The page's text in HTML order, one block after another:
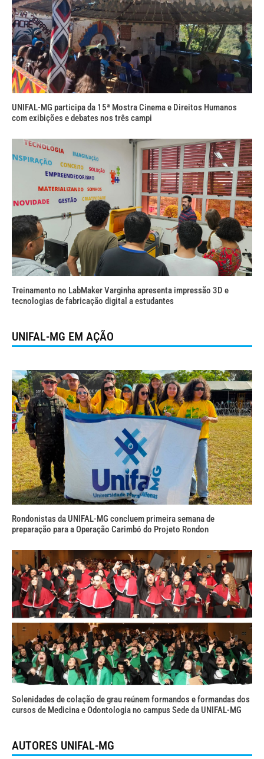
UNIFAL-MG participa da 15ª Mostra Cinema e Direitos Humanos
com exibições e debates nos três campi
Treinamento no LabMaker Varginha apresenta impressão 3D e
tecnologias de fabricação digital a estudantes
UNIFAL-MG EM AÇÃO
Rondonistas da UNIFAL-MG concluem primeira semana de
preparação para a Operação Carimbó do Projeto Rondon
Solenidades de colação de grau reúnem formandos e formandas dos
cursos de Medicina e Odontologia no campus Sede da UNIFAL-MG
AUTORES UNIFAL-MG